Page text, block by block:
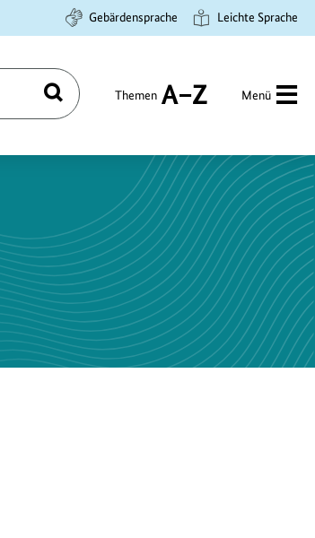
Gebärdensprache Leichte Sprache
Suchen Themen
A
Menü